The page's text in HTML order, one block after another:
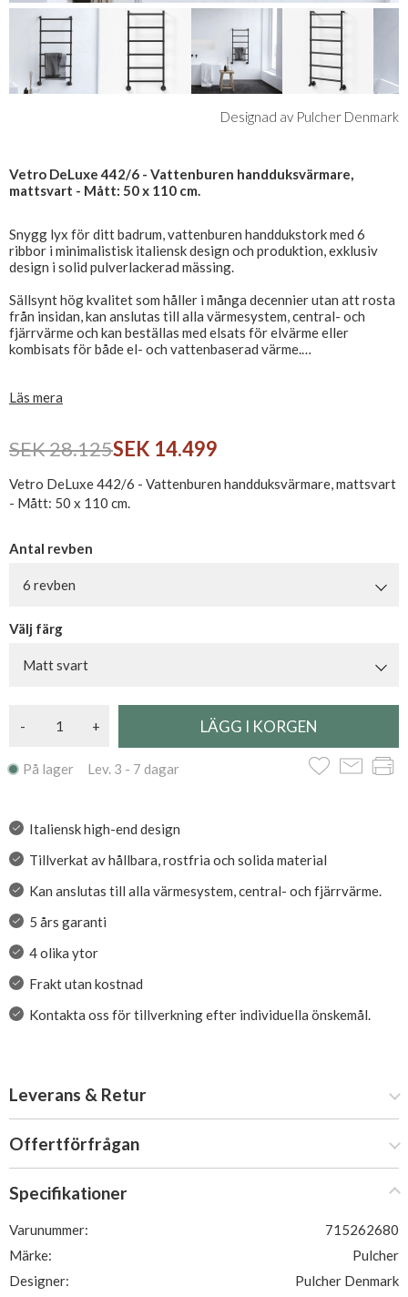
Designad av Pulcher Denmark
Vetro DeLuxe 442/6 - Vattenburen handduksvärmare,
mattsvart - Mått: 50 x 110 cm.
Snygg lyx för ditt badrum, vattenburen handdukstork med 6
ribbor i minimalistisk italiensk design och produktion, exklusiv
design i solid pulverlackerad mässing.
Sällsynt hög kvalitet som håller i många decennier utan att rosta
från insidan, kan anslutas till alla värmesystem, central- och
fjärrvärme och kan beställas med elsats för elvärme eller
kombisats för både el- och vattenbaserad värme.
naturmässing.
Läs mera
SEK 28.125SEK 14.499
Vetro DeLuxe 442/6 - Vattenburen handduksvärmare, mattsvart
- Mått: 50 x 110 cm.
Antal revben
6 revben
Välj färg
Matt svart
- +
På lager Lev. 3 - 7 dagar
Italiensk high-end design
Tillverkat av hållbara, rostfria och solida material
Kan anslutas till alla värmesystem, central- och fjärrvärme.
5 års garanti
4 olika ytor
Frakt utan kostnad
Kontakta oss för tillverkning efter individuella önskemål.
Leverans & Retur
Offertförfrågan
Specifikationer
Varunummer:
715262680
Märke:
Pulcher
Designer:
Pulcher Denmark